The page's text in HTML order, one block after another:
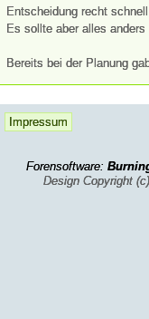
Entscheidung recht
Es sollte aber alles
Bereits bei der Planung
Impressum
Forensoftware:
Design Copyright